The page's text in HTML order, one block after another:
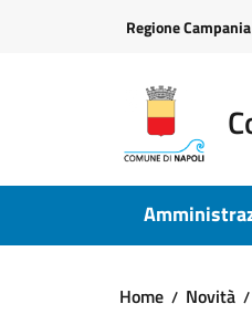
Regione Campania
Home Novità